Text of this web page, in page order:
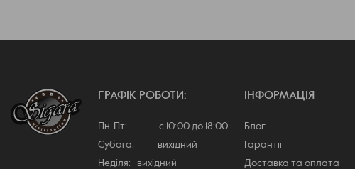
ГРАФІК РОБОТИ:
Пн-Пт: с 10:00 до 18:00
Субота: вихідний
Неділя: вихідний
ІНФОРМАЦІЯ
Блог
Гарантії
Доставка та оплата